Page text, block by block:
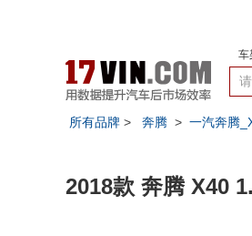
车
所有品牌 > 奔腾 > 一汽奔腾
2018款 奔腾 X40